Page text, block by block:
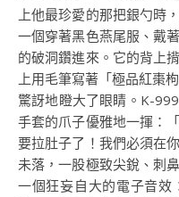
上他最珍愛的那把銀勺時
一個穿著黑色燕尾服、戴
的破洞鑽進來。它的背上
上用毛筆寫著「極品紅
驚訝地瞪大了眼睛。K-
手套的爪子優雅地一揮：
要拉肚子了！我們必須在
未落，一股極致尖銳、刺
一個狂妄自大的電子音效